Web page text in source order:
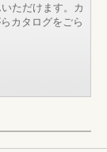
ただけます。カ
カタログをごら